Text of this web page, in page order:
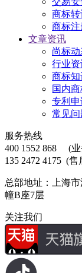
商标
商标
文章资讯
尚标
行业资
商标知
国内
专利申
常见问
服务热线
400 1552 868
(业
135 2472 4175 (售
总部地址：上海
幢B座7层
关注我们